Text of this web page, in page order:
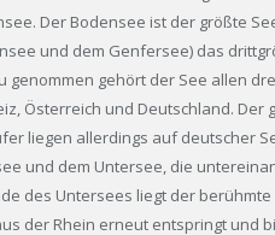
Der Bodensee ist der größte
und dem Genfersee) das
genommen gehört der See allen
Österreich und Deutschland.
liegen allerdings auf deutscher
und dem Untersee, die
des Untersees liegt der
der Rhein erneut entspringt und